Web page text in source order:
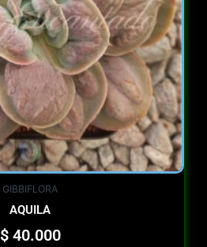
GIBBIFLORA
AQUILA
$40.000